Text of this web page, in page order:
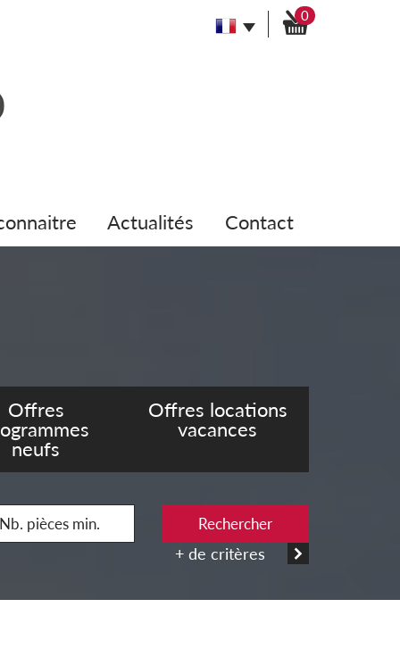
0
actualités contact
Offres
neufs
Offres locations
vacances
Rechercher
+ de critères